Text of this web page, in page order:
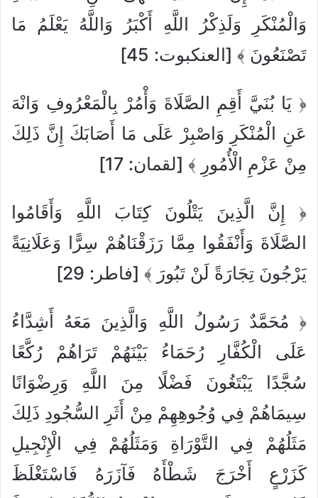
وَالْمُنْكَرِ وَلَذِكْرُ اللَّهِ أَكْبَرُ وَاللَّهُ يَعْلَمُ مَا
تَصْنَعُونَ ﴾ [العنكبوت: 45]
﴿ يَا بُنَيَّ أَقِمِ الصَّلَاةَ وَأْمُرْ بِالْمَعْرُوفِ وَانْهَ
عَنِ الْمُنْكَرِ وَاصْبِرْ عَلَى مَا أَصَابَكَ إِنَّ ذَلِكَ
مِنْ عَزْمِ الْأُمُورِ ﴾ [لقمان: 17]
﴿ إِنَّ الَّذِينَ يَتْلُونَ كِتَابَ اللَّهِ وَأَقَامُوا
الصَّلَاةَ وَأَنْفَقُوا مِمَّا رَزَقْنَاهُمْ سِرًّا وَعَلَانِيَةً
يَرْجُونَ تِجَارَةً لَنْ تَبُورَ ﴾ [فاطر: 29]
﴿ مُحَمَّدٌ رَسُولُ اللَّهِ وَالَّذِينَ مَعَهُ أَشِدَّاءُ
عَلَى الْكُفَّارِ رُحَمَاءُ بَيْنَهُمْ تَرَاهُمْ رُكَّعًا
سُجَّدًا يَبْتَغُونَ فَضْلًا مِنَ اللَّهِ وَرِضْوَانًا
سِيمَاهُمْ فِي وُجُوهِهِمْ مِنْ أَثَرِ السُّجُودِ ذَلِكَ
مَثَلُهُمْ فِي التَّوْرَاةِ وَمَثَلُهُمْ فِي الْإِنْجِيلِ
كَزَرْعٍ أَخْرَجَ شَطْأَهُ فَآزَرَهُ فَاسْتَغْلَظَ